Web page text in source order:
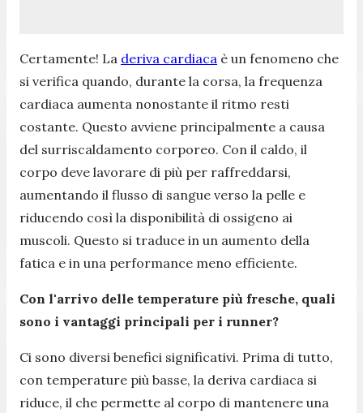
Certamente! La deriva cardiaca è un fenomeno che
si verifica quando, durante la corsa, la frequenza
cardiaca aumenta nonostante il ritmo resti
costante. Questo avviene principalmente a causa
del surriscaldamento corporeo. Con il caldo, il
corpo deve lavorare di più per raffreddarsi,
aumentando il flusso di sangue verso la pelle e
riducendo così la disponibilità di ossigeno ai
muscoli. Questo si traduce in un aumento della
fatica e in una performance meno efficiente.
Con l'arrivo delle temperature più fresche, quali
sono i vantaggi principali per i runner?
Ci sono diversi benefici significativi. Prima di tutto,
con temperature più basse, la deriva cardiaca si
riduce, il che permette al corpo di mantenere una